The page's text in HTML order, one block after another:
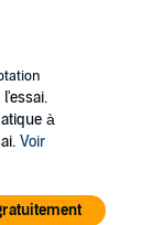
à
Voir